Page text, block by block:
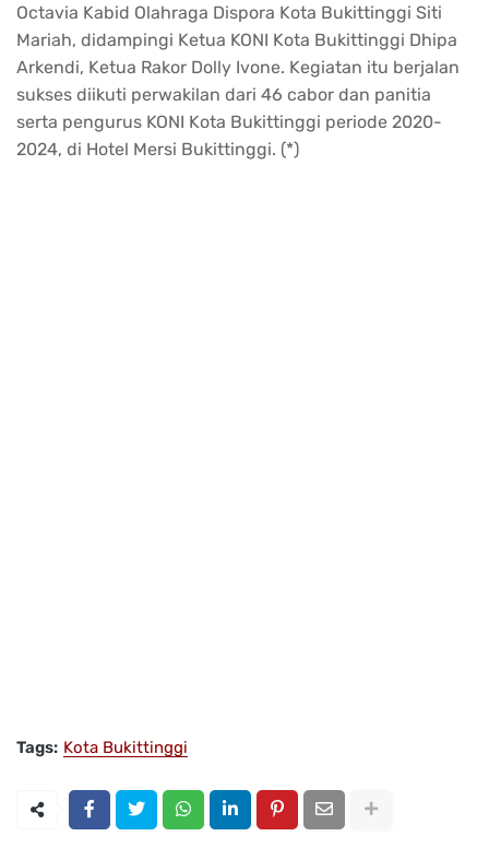
Octavia Kabid Olahraga Dispora Kota Bukittinggi Siti
Mariah, didampingi Ketua KONI Kota Bukittinggi Dhipa
Arkendi, Ketua Rakor Dolly Ivone. Kegiatan itu berjalan
sukses diikuti perwakilan dari 46 cabor dan panitia
serta pengurus KONI Kota Bukittinggi periode 2020-
2024, di Hotel Mersi Bukittinggi. (*)
Tags: Kota Bukittinggi